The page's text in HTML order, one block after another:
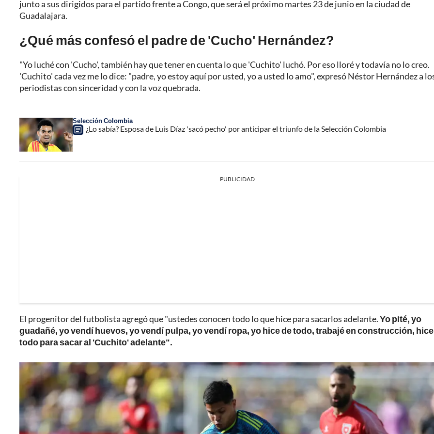
junto a sus dirigidos para el partido frente a Congo, que será el próximo martes 23 de junio en la ciudad de
Guadalajara.
¿Qué más confesó el padre de 'Cucho' Hernández?
"Yo luché con 'Cucho', también hay que tener en cuenta lo que 'Cuchito' luchó. Por eso lloré y todavía no lo creo.
'Cuchito' cada vez me lo dice: "padre, yo estoy aquí por usted, yo a usted lo amo", expresó Néstor Hernández a
periodistas con sinceridad y con la voz quebrada.
Selección Colombia
¿Lo sabía? Esposa de Luis Díaz 'sacó pecho' por anticipar el triunfo de la Selección Colombia
PUBLICIDAD
El progenitor del futbolista agregó que "ustedes conocen todo lo que hice para sacarlos adelante.Yo pité, yo
guadañé, yo vendí huevos, yo vendí pulpa, yo vendí ropa, yo hice de todo, trabajé en construcción,
todo para sacar al 'Cuchito' adelante".